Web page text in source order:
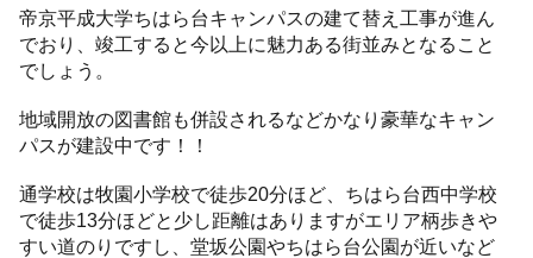
帝京平成大学ちはら台キャンパスの建て替え工事が進ん
でおり、竣工すると今以上に魅力ある街並みとなること
でしょう。
地域開放の図書館も併設されるなどかなり豪華なキャン
パスが建設中です！！
通学校は牧園小学校で徒歩20分ほど、ちはら台西中学校
で徒歩13分ほどと少し距離はありますがエリア柄歩きや
すい道のりですし、堂坂公園やちはら台公園が近いなど